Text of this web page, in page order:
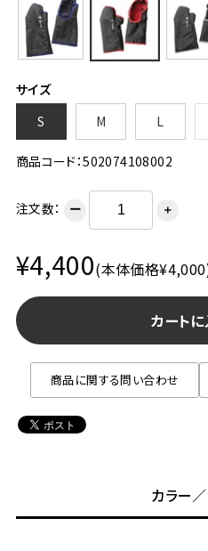
サイズ
S
M L
商品コード：502074108002
注文数： ー ＋
¥4,400(本体価格
カート
商品に関する問い合わせ
カラー